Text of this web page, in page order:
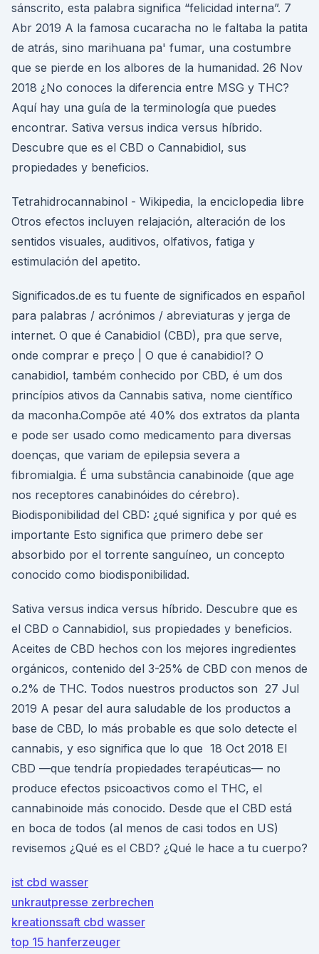
sánscrito, esta palabra significa “felicidad interna”. 7
Abr 2019 A la famosa cucaracha no le faltaba la patita
de atrás, sino marihuana pa' fumar, una costumbre
que se pierde en los albores de la humanidad. 26 Nov
2018 ¿No conoces la diferencia entre MSG y THC?
Aquí hay una guía de la terminología que puedes
encontrar. Sativa versus indica versus híbrido.
Descubre que es el CBD o Cannabidiol, sus
propiedades y beneficios.
Tetrahidrocannabinol - Wikipedia, la enciclopedia libre
Otros efectos incluyen relajación, alteración de los
sentidos visuales, auditivos, olfativos, fatiga y
estimulación del apetito.
Significados.de es tu fuente de significados en español
para palabras / acrónimos / abreviaturas y jerga de
internet. O que é Canabidiol (CBD), pra que serve,
onde comprar e preço | O que é canabidiol? O
canabidiol, também conhecido por CBD, é um dos
princípios ativos da Cannabis sativa, nome científico
da maconha.Compõe até 40% dos extratos da planta
e pode ser usado como medicamento para diversas
doenças, que variam de epilepsia severa a
fibromialgia. É uma substância canabinoide (que age
nos receptores canabinóides do cérebro).
Biodisponibilidad del CBD: ¿qué significa y por qué es
importante Esto significa que primero debe ser
absorbido por el torrente sanguíneo, un concepto
conocido como biodisponibilidad.
Sativa versus indica versus híbrido. Descubre que es
el CBD o Cannabidiol, sus propiedades y beneficios.
Aceites de CBD hechos con los mejores ingredientes
orgánicos, contenido del 3-25% de CBD con menos de
o.2% de THC. Todos nuestros productos son 27 Jul
2019 A pesar del aura saludable de los productos a
base de CBD, lo más probable es que solo detecte el
cannabis, y eso significa que lo que 18 Oct 2018 El
CBD —que tendría propiedades terapéuticas— no
produce efectos psicoactivos como el THC, el
cannabinoide más conocido. Desde que el CBD está
en boca de todos (al menos de casi todos en US)
revisemos ¿Qué es el CBD? ¿Qué le hace a tu cuerpo?
ist cbd wasser
unkrautpresse zerbrechen
kreationssaft cbd wasser
top 15 hanferzeuger